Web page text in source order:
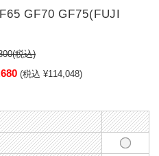
GF70 GF75(FUJI
(税込)
(税込 ¥114,048)